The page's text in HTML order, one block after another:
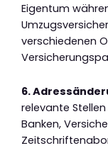
Eigentum
verschiedenen
6.
relevante
Banken,